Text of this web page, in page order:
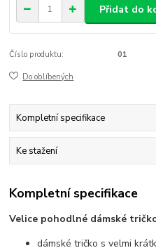
Přidat do
Číslo produktu: 01
Do oblíbených
Kompletní specifikace
Ke stažení
Kompletní specifikace
Velice pohodlné dámské
dámské tričko s velmi